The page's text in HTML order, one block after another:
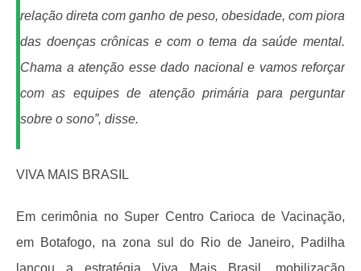
relação direta com ganho de peso, obesidade, com piora
das doenças crônicas e com o tema da saúde mental.
Chama a atenção esse dado nacional e vamos reforçar
com as equipes de atenção primária para perguntar
sobre o sono”, disse.
VIVA MAIS BRASIL
Em cerimônia no Super Centro Carioca de Vacinação,
em Botafogo, na zona sul do Rio de Janeiro, Padilha
lançou a estratégia Viva Mais Brasil, mobilização